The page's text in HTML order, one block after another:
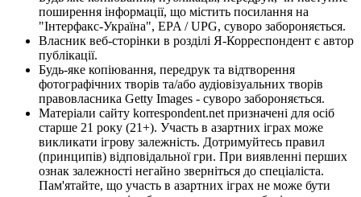
поширення інформації, що містить посилання на
"Інтерфакс-Україна", EPA / UPG, суворо забороняється.
Власник веб-сторінки в розділі Я-Корреспондент є автор
публікації.
Будь-яке копіювання, передрук та відтворення
фотографічних творів та/або аудіовізуальних творів
правовласника Getty Images - суворо забороняється.
Матеріали сайту korrespondent.net призначені для осіб
старше 21 року (21+). Участь в азартних іграх може
викликати ігрову залежність. Дотримуйтесь правил
(принципів) відповідальної гри. При виявленні перших
ознак залежності негайно зверніться до спеціаліста.
Пам'ятайте, що участь в азартних іграх не може бути